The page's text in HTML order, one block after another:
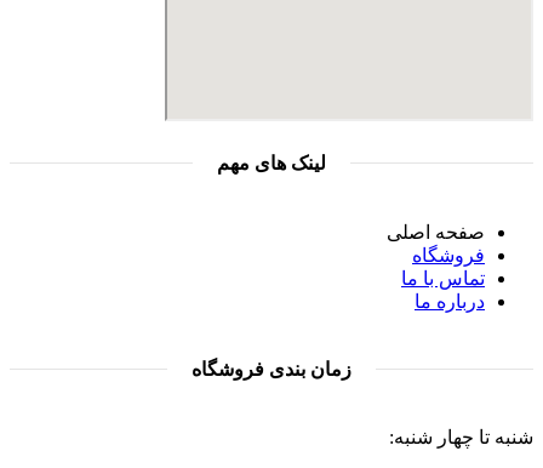
لینک های مهم
صفحه اصلی
فروشگاه
تماس با ما
درباره ما
زمان بندی فروشگاه
شنبه تا چهار شنبه: